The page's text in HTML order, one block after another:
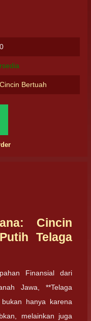
Bertuah
Cincin
Telaga
Finansial dari
Jawa, **Telaga
hanya karena
melainkan juga